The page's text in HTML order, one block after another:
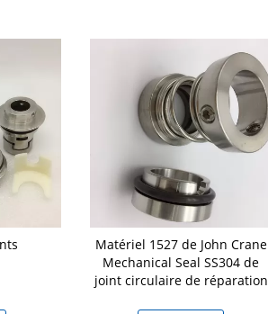
Matériel 1527 de John Crane
Mechanical Seal SS304 de
joint circulaire de réparation